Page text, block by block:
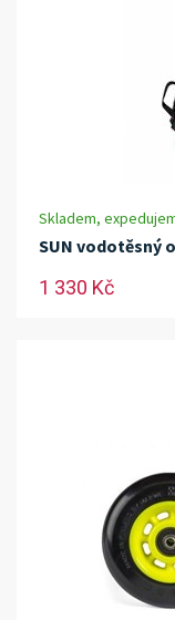
Skladem,
SUN vodotěsný
1 330 Kč